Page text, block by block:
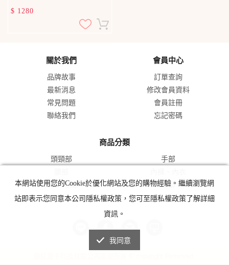
$ 1280
關於我們
品牌故事
最新消息
常見問題
聯絡我們
會員中心
訂單查詢
修改會員資料
會員註冊
忘記密碼
商品分類
頭頸部
手部
膝蓋、腿部
足部
其他
本網站使用您的Cookie於優化網站及您的購物經驗。繼續瀏覽網
站即表示您同意本公司隱私權政策，您可至隱私權政策了解詳細
資訊。
我同意